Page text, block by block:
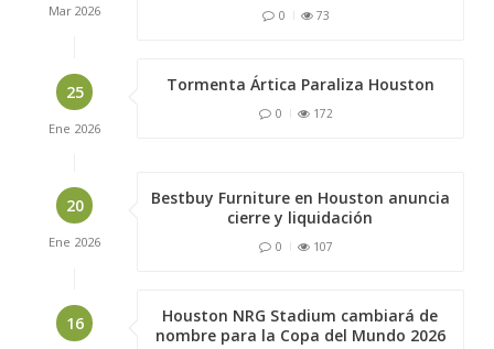
Mar 2026 0 73
25
Ene 2026
Tormenta Ártica Paraliza Houston
0 172
20
Ene 2026
Bestbuy Furniture en Houston anuncia
cierre y liquidación
0 107
16
Houston NRG Stadium cambiará de
nombre para la Copa del Mundo 2026